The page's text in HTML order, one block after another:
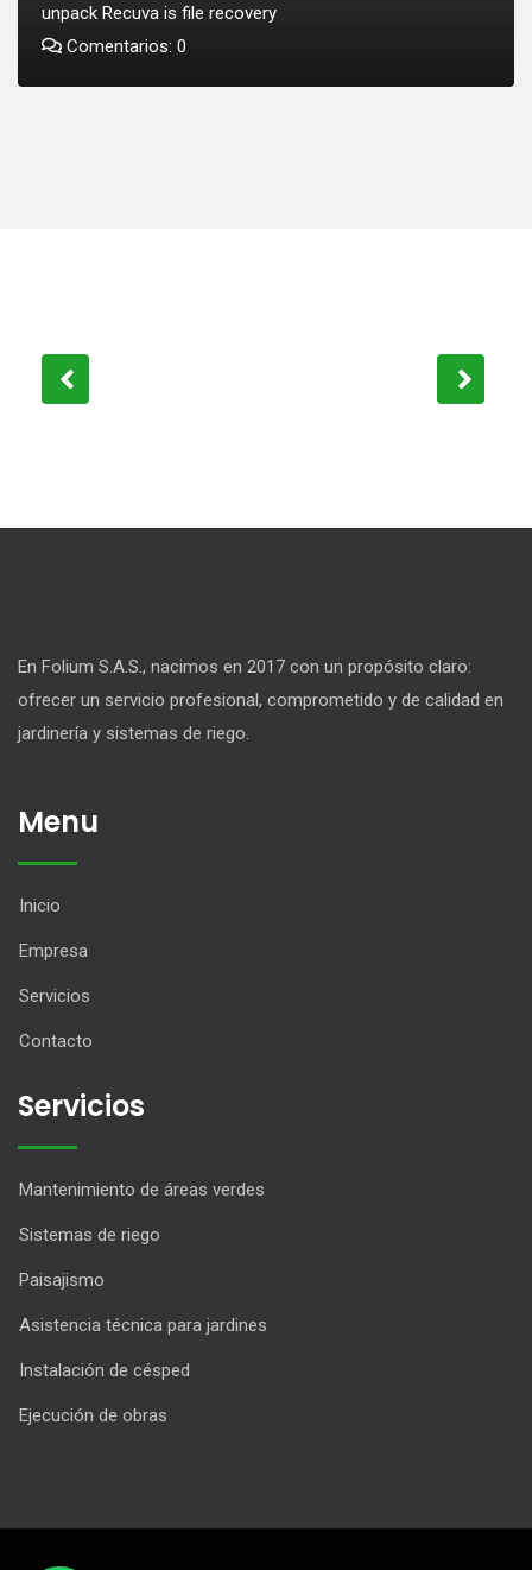
unpack Recuva is file recovery
Comentarios: 0
En Folium S.A.S., nacimos en 2017 con un propósito claro:
ofrecer un servicio profesional, comprometido y de calidad en
jardinería y sistemas de riego.
Menu
Inicio
Empresa
Servicios
Contacto
Servicios
Mantenimiento de áreas verdes
Sistemas de riego
Paisajismo
Asistencia técnica para jardines
Instalación de césped
Ejecución de obras